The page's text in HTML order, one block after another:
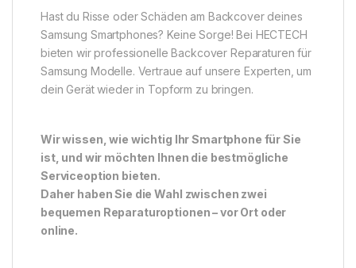
Hast du Risse oder Schäden am Backcover deines
Samsung Smartphones? Keine Sorge! Bei HECTECH
bieten wir professionelle Backcover Reparaturen für
Samsung Modelle. Vertraue auf unsere Experten, um
dein Gerät wieder in Topform zu bringen.
Wir wissen, wie wichtig Ihr Smartphone für Sie
ist, und wir möchten Ihnen die bestmögliche
Serviceoption bieten.
Daher haben Sie die Wahl zwischen zwei
bequemen Reparaturoptionen – vor Ort oder
online.